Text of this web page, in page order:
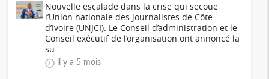
Nouvelle escalade dans la crise qui secoue
l’Union nationale des journalistes de Côte
d’Ivoire (UNJCI). Le Conseil d’administration et le
Conseil exécutif de l’organisation ont annoncé la
su...
il y a 5 mois